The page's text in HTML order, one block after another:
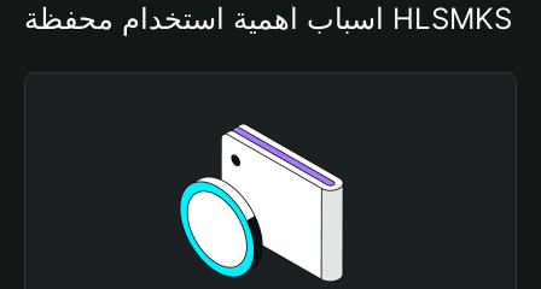
أسباب أهمية استخدام محفظة HLSMKS